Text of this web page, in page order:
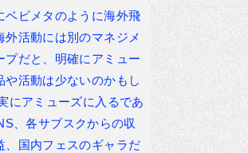
ベビメタのように海外飛
外活動には別のマネジメ
プだと、明確にアミュー
や活動は少ないのかもし
にアミューズに入るであ
、各サブスクからの収
、国内フェスのギャラだ